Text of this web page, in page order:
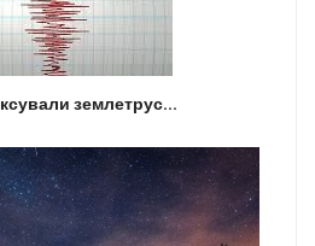
землетрус...